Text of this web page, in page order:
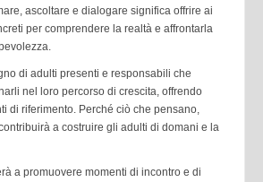
ascoltare e dialogare significa offrire ai
per comprendere la realtà e affrontarla
di adulti presenti e responsabili che
nel loro percorso di crescita, offrendo
di riferimento. Perché ciò che pensano,
a costruire gli adulti di domani e la
a promuovere momenti di incontro e di